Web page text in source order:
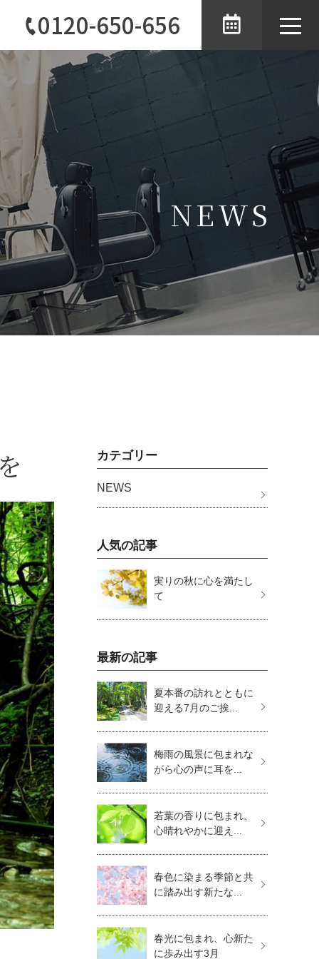
0120-650-656
toggle
NEWS
カテゴリー
NEWS
人気の記事
実りの秋に心を満たし
て
最新の記事
夏本番の訪れとともに
迎える7月のご挨...
梅雨の風景に包まれな
がら心の声に耳を...
若葉の香りに包まれ、
心晴れやかに迎え...
春色に染まる季節と共
に踏み出す新たな...
春光に包まれ、心新た
に歩み出す3月